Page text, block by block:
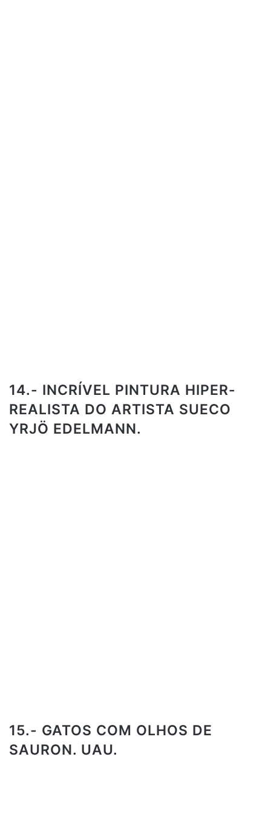
14.- INCRÍVEL PINTURA HIPER-
REALISTA DO ARTISTA SUECO
YRJÖ EDELMANN.
15.- GATOS COM OLHOS DE
SAURON. UAU.